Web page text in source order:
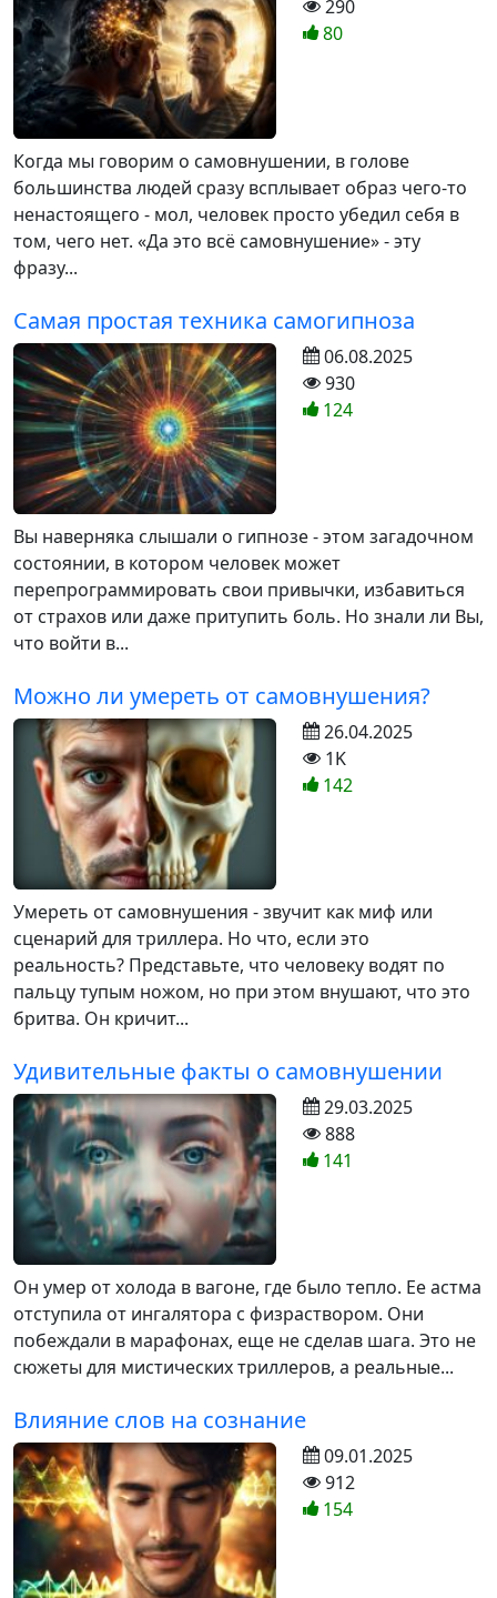
Когда мы говорим о самовнушении, в голове
большинства людей сразу всплывает образ чего-то
ненастоящего - мол, человек просто убедил себя в
том, чего нет. «Да это всё самовнушение» - эту
фразу...
290
80
Самая простая техника самогипноза
Вы наверняка слышали о гипнозе - этом загадочном
состоянии, в котором человек может
перепрограммировать свои привычки, избавиться
от страхов или даже притупить боль. Но знали ли Вы,
что войти в...
06.08.2025
930
124
Можно ли умереть от самовнушения?
Умереть от самовнушения - звучит как миф или
сценарий для триллера. Но что, если это
реальность? Представьте, что человеку водят по
пальцу тупым ножом, но при этом внушают, что это
бритва. Он кричит...
26.04.2025
1K
142
Удивительные факты о самовнушении
Он умер от холода в вагоне, где было тепло. Ее астма
отступила от ингалятора с физраствором. Они
побеждали в марафонах, еще не сделав шага. Это не
сюжеты для мистических триллеров, а реальные...
29.03.2025
888
141
Влияние слов на сознание
09.01.2025
912
154